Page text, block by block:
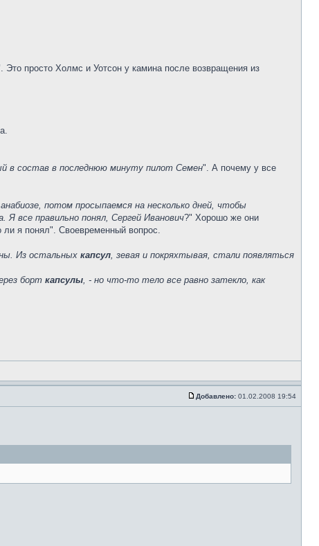
Это просто Холмс и Уотсон у камина после возвращения из
в состав в последнюю минуту пилот Семен". А почему у все
потом просыпаемся на несколько дней, чтобы
все правильно понял, Сергей Иванович?" Хорошо же они
ли я понял". Своевременный вопрос.
Из остальных капсул, зевая и покряхтывая, стали появляться
борт капсулы, - но что-то тело все равно затекло, как
Добавлено: 01.02.2008 19:54